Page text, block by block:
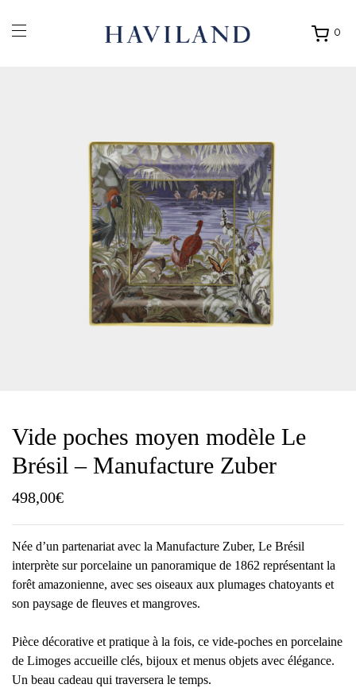
0
Ouvrir
Vide poches moyen modèle Le
Brésil – Manufacture Zuber
498,00€
Née d’un partenariat avec la Manufacture Zuber, Le Brésil
interprète sur porcelaine un panoramique de 1862 représentant la
forêt amazonienne, avec ses oiseaux aux plumages chatoyants et
son paysage de fleuves et mangroves.
Pièce décorative et pratique à la fois, ce vide-poches en porcelaine
de Limoges accueille clés, bijoux et menus objets avec élégance.
Un beau cadeau qui traversera le temps.